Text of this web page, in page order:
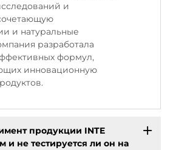
и
и натуральные
разработала
формул,
инновационную
продукции INTE
и не тестируется ли он на